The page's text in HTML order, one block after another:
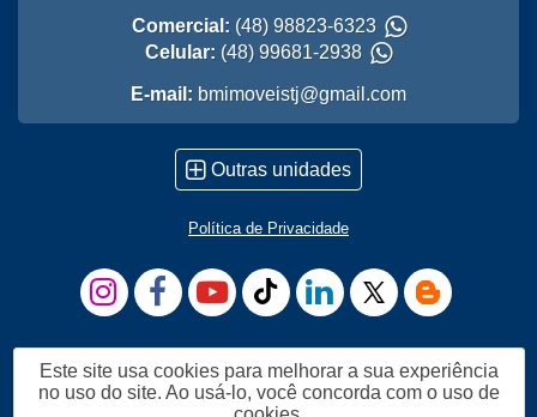
Comercial: (48) 98823-6323
Celular: (48) 99681-2938
E-mail: bmimoveistj@gmail.com
Outras unidades
Política de Privacidade
Este site usa cookies para melhorar a sua experiência
no uso do site. Ao usá-lo, você concorda com o uso de